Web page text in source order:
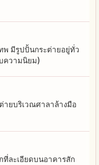
พ มีรูปปั้นกระต่ายอยู่ทั่ว
ความนิยม)
ายบริเวณศาลาล้างมือ
ละเอียดบนอาคารสัก